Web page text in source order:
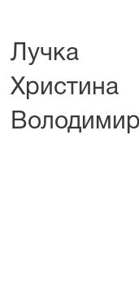
Лучка
Христина